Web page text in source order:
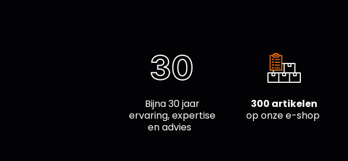
Bijna 30 jaar
ervaring, expertise
en advies
300 artikelen
op onze e-shop